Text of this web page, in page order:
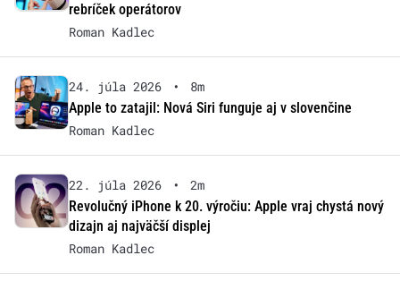
rebríček operátorov
Roman Kadlec
24. júla 2026 •
8m
Apple to zatajil: Nová Siri funguje aj v slovenčine
Roman Kadlec
22. júla 2026 •
2m
Revolučný iPhone k 20. výročiu: Apple vraj chystá nový
dizajn aj najväčší displej
Roman Kadlec